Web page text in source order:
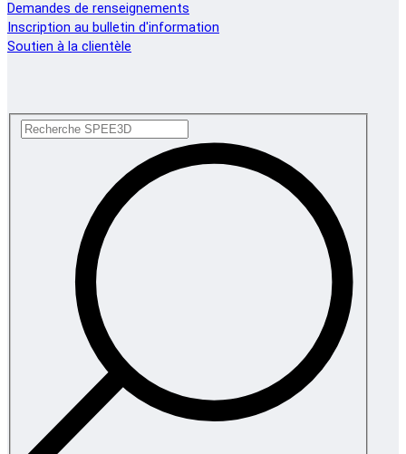
Demandes de renseignements
Inscription au bulletin d'information
Soutien à la clientèle